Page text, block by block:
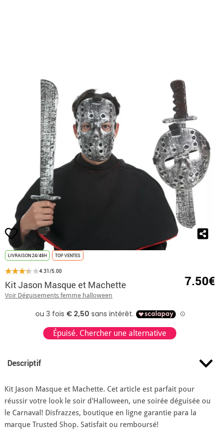
LIVRAISON 24/48H TOP VENTES
4.31/5.00
Kit Jason Masque et Machette
Voir Déguisements femme halloween
7.50€
Épuisé. Chercher une alternative
Descriptif
Kit Jason Masque et Machette. Cet article est parfait pour
réussir votre look le soir d'Halloween, une soirée déguisée ou
le Carnaval! Disfrazzes, boutique en ligne garantie para la
marque Trusted Shop. Satisfait ou remboursé!